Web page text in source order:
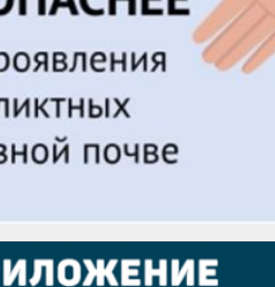
Надежда
1 сентября
Гали